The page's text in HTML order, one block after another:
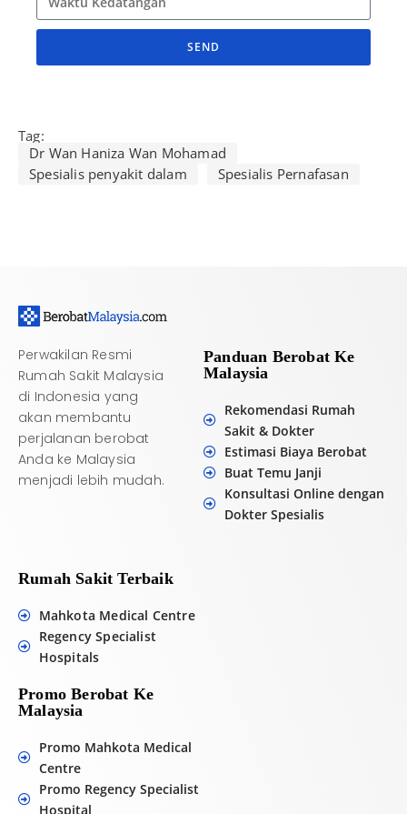
SEND
e
r
e
:
Tag:
Dr Wan Haniza Wan Mohamad
Spesialis penyakit dalam
Spesialis Pernafasan
Perwakilan Resmi
Rumah Sakit Malaysia
di Indonesia yang
akan membantu
perjalanan berobat
Anda ke Malaysia
menjadi lebih mudah.
Panduan Berobat Ke
Malaysia
Rekomendasi Rumah
Sakit & Dokter
Estimasi Biaya Berobat
Buat Temu Janji
Konsultasi Online dengan
Dokter Spesialis
Rumah Sakit Terbaik
Mahkota Medical Centre
Regency Specialist
Hospitals
Promo Berobat Ke
Malaysia
Promo Mahkota Medical
Centre
Promo Regency Specialist
Hospital